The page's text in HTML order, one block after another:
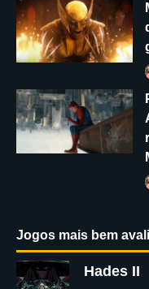
Jogos mais bem
Hades II